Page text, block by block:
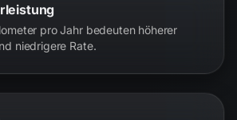
pro Jahr bedeuten höherer
niedrigere Rate.